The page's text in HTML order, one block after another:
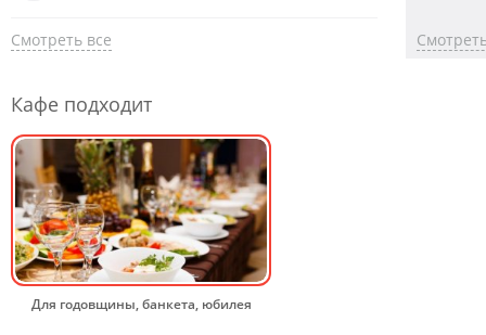
Смотреть все
Кафе подходит
Для годовщины, банкета, юбилея